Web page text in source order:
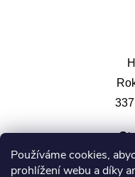
Používáme cookies,
prohlížení webu a díky